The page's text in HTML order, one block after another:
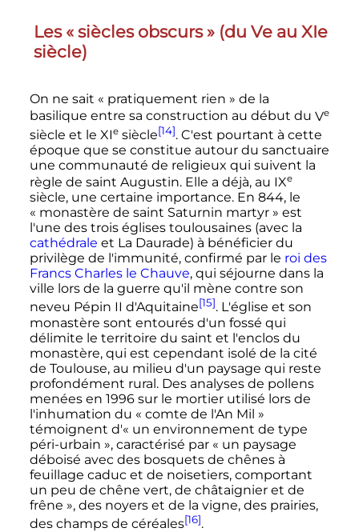
Les « siècles obscurs » (du Ve au XIe
siècle)
On ne sait « pratiquement rien » de la
basilique entre sa construction au début du Ve
siècle et le XIe siècle[14]. C'est pourtant à cette
époque que se constitue autour du sanctuaire
une communauté de religieux qui suivent la
règle de saint Augustin. Elle a déjà, au IXe
siècle, une certaine importance. En 844, le
« monastère de saint Saturnin martyr » est
l'une des trois églises toulousaines (avec la
cathédrale et La Daurade) à bénéficier du
privilège de l'immunité, confirmé par le roi des
Francs Charles le Chauve, qui séjourne dans la
ville lors de la guerre qu'il mène contre son
neveu Pépin II d'Aquitaine[15]. L'église et son
monastère sont entourés d'un fossé qui
délimite le territoire du saint et l'enclos du
monastère, qui est cependant isolé de la cité
de Toulouse, au milieu d'un paysage qui reste
profondément rural. Des analyses de pollens
menées en 1996 sur le mortier utilisé lors de
l'inhumation du « comte de l'An Mil »
témoignent d'« un environnement de type
péri-urbain », caractérisé par « un paysage
déboisé avec des bosquets de chênes à
feuillage caduc et de noisetiers, comportant
un peu de chêne vert, de châtaignier et de
frêne », des noyers et de la vigne, des prairies,
des champs de céréales[16].